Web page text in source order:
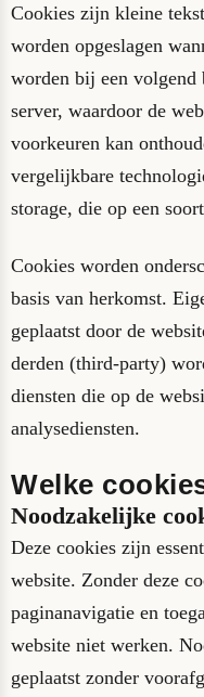
Cookies zijn kleine
worden opgeslagen
worden bij een volgend
server, waardoor de
voorkeuren kan
vergelijkbare
storage, die op een
Cookies worden
basis van herkomst.
geplaatst door de
derden (third-party)
diensten die op de
analysediensten.
Welke
Noodzakelijke
Deze cookies zijn
website. Zonder deze
paginanavigatie en
website niet werken.
geplaatst zonder